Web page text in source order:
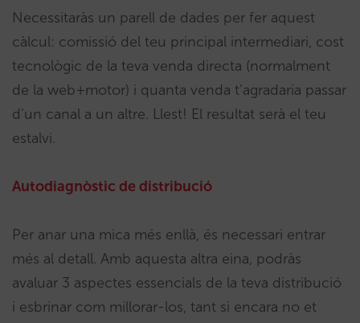
Necessitaràs un parell de dades per fer aquest
càlcul: comissió del teu principal intermediari, cost
tecnològic de la teva venda directa (normalment
de la web+motor) i quanta venda t’agradaria passar
d’un canal a un altre. Llest! El resultat serà el teu
estalvi.
Autodiagnòstic de distribució
Per anar una mica més enllà, és necessari entrar
més al detall. Amb aquesta altra eina, podràs
avaluar 3 aspectes essencials de la teva distribució
i esbrinar com millorar-los, tant si encara no et